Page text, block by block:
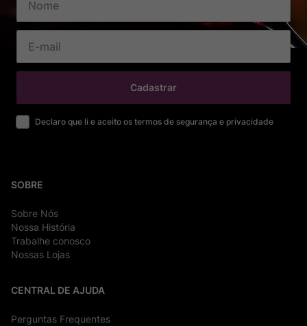
Cadastrar
Declaro que li e aceito os termos de segurança e privacidade
SOBRE
Sobre Nós
Nossa História
Trabalhe conosco
Nossas Lojas
CENTRAL DE AJUDA
Perguntas Frequentes